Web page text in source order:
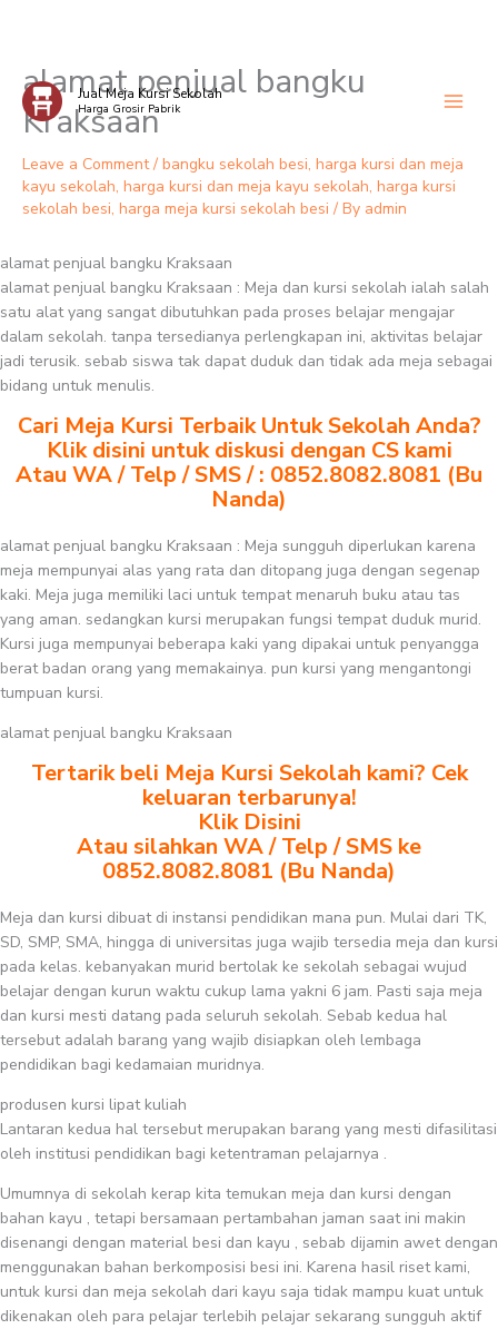
Skip
content
Jual Meja Kursi Sekolah
Harga Grosir Pabrik
alamat penjual bangku
Kraksaan
Leave a Comment / bangku sekolah besi, harga kursi dan meja
kayu sekolah, harga kursi dan meja kayu sekolah, harga kursi
sekolah besi, harga meja kursi sekolah besi / By admin
alamat penjual bangku Kraksaan
alamat penjual bangku Kraksaan : Meja dan kursi sekolah ialah salah
satu alat yang sangat dibutuhkan pada proses belajar mengajar
dalam sekolah. tanpa tersedianya perlengkapan ini, aktivitas belajar
jadi terusik. sebab siswa tak dapat duduk dan tidak ada meja sebagai
bidang untuk menulis.
Cari Meja Kursi Terbaik Untuk Sekolah Anda?
Klik disini untuk diskusi dengan CS kami
Atau WA / Telp / SMS / : 0852.8082.8081 (Bu
Nanda)
alamat penjual bangku Kraksaan : Meja sungguh diperlukan karena
meja mempunyai alas yang rata dan ditopang juga dengan segenap
kaki. Meja juga memiliki laci untuk tempat menaruh buku atau tas
yang aman. sedangkan kursi merupakan fungsi tempat duduk murid.
Kursi juga mempunyai beberapa kaki yang dipakai untuk penyangga
berat badan orang yang memakainya. pun kursi yang mengantongi
tumpuan kursi.
alamat penjual bangku Kraksaan
Tertarik beli Meja Kursi Sekolah kami? Cek
keluaran terbarunya!
Klik Disini
Atau silahkan WA / Telp / SMS ke
0852.8082.8081 (Bu Nanda)
Meja dan kursi dibuat di instansi pendidikan mana pun. Mulai dari TK,
SD, SMP, SMA, hingga di universitas juga wajib tersedia meja dan kursi
pada kelas. kebanyakan murid bertolak ke sekolah sebagai wujud
belajar dengan kurun waktu cukup lama yakni 6 jam. Pasti saja meja
dan kursi mesti datang pada seluruh sekolah. Sebab kedua hal
tersebut adalah barang yang wajib disiapkan oleh lembaga
pendidikan bagi kedamaian muridnya.
produsen kursi lipat kuliah
Lantaran kedua hal tersebut merupakan barang yang mesti difasilitasi
oleh institusi pendidikan bagi ketentraman pelajarnya .
Umumnya di sekolah kerap kita temukan meja dan kursi dengan
bahan kayu , tetapi bersamaan pertambahan jaman saat ini makin
disenangi dengan material besi dan kayu , sebab dijamin awet dengan
menggunakan bahan berkomposisi besi ini. Karena hasil riset kami,
untuk kursi dan meja sekolah dari kayu saja tidak mampu kuat untuk
dikenakan oleh para pelajar terlebih pelajar sekarang sungguh aktif